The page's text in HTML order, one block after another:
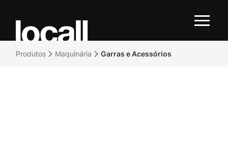
Produtos Maquinária Garras e Acessórios